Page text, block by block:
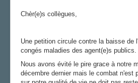
Chèr(e)s collègues,
Une petition circule contre la baisse de
congés maladies des agent(e)s publics.
Nous avons évité le pire grace à notre
décembre dernier mais le combat n'est